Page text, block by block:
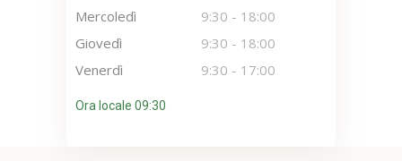
Mercoledì
9:30 - 18:00
Giovedì
9:30 - 18:00
Venerdì
9:30 - 17:00
Ora locale 09:30